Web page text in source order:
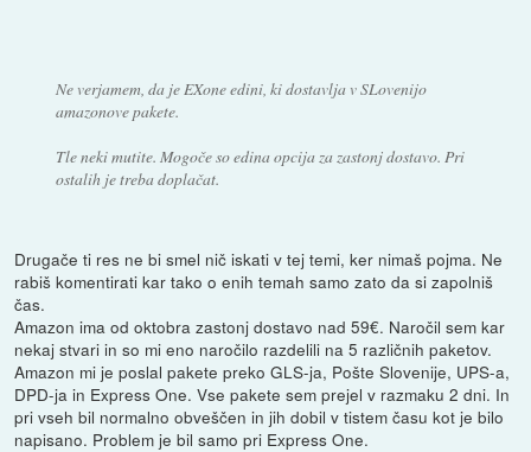
Ne verjamem, da je EXone edini, ki dostavlja v SLovenijo
amazonove pakete.
Tle neki mutite. Mogoče so edina opcija za zastonj dostavo. Pri
ostalih je treba doplačat.
Drugače ti res ne bi smel nič iskati v tej temi, ker nimaš pojma. Ne
rabiš komentirati kar tako o enih temah samo zato da si zapolniš
čas.
Amazon ima od oktobra zastonj dostavo nad 59€. Naročil sem kar
nekaj stvari in so mi eno naročilo razdelili na 5 različnih paketov.
Amazon mi je poslal pakete preko GLS-ja, Pošte Slovenije, UPS-a,
DPD-ja in Express One. Vse pakete sem prejel v razmaku 2 dni. In
pri vseh bil normalno obveščen in jih dobil v tistem času kot je bilo
napisano. Problem je bil samo pri Express One.